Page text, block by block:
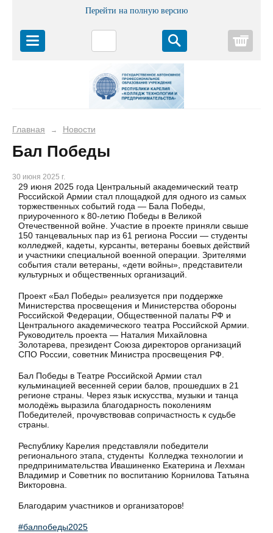
Перейти на полную версию
Главная → Новости
Бал Победы
30 июня 2025 г.
29 июня 2025 года Центральный академический театр
Российской Армии стал площадкой для одного из самых
торжественных событий года — Бала Победы,
приуроченного к 80-летию Победы в Великой
Отечественной войне. Участие в проекте приняли свыше
150 танцевальных пар из 61 региона России — студенты
колледжей, кадеты, курсанты, ветераны боевых действий
и участники специальной военной операции. Зрителями
события стали ветераны, «дети войны», представители
культурных и общественных организаций.
Проект «Бал Победы» реализуется при поддержке
Министерства просвещения и Министерства обороны
Российской Федерации, Общественной палаты РФ и
Центрального академического театра Российской Армии.
Руководитель проекта — Наталия Михайловна
Золотарева, президент Союза директоров организаций
СПО России, советник Министра просвещения РФ.
Бал Победы в Театре Российской Армии стал
кульминацией весенней серии балов, прошедших в 21
регионе страны. Через язык искусства, музыки и танца
молодёжь выразила благодарность поколениям
Победителей, прочувствовав сопричастность к судьбе
страны.
Республику Карелия представляли победители
регионального этапа, студенты Колледжа технологии и
предпринимательства Ивашиненко Екатерина и Лехман
Владимир и Советник по воспитанию Корнилова Татьяна
Викторовна.
Благодарим участников и организаторов!
#балпобеды2025